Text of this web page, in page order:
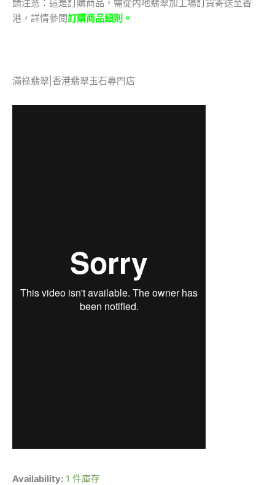
請注意：這是訂購商品，需從内地翡翠加工場訂貨寄送至香
港，詳情參閲訂購商品細則。
滿祿翡翠|香港翡翠玉石專門店
Availability: 1 件庫存